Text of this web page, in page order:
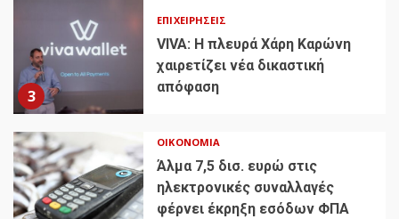
3
ΕΠΙΧΕΙΡΉΣΕΙΣ
VIVA: Η πλευρά Χάρη Καρώνη
χαιρετίζει νέα δικαστική
απόφαση
ΟΙΚΟΝΟΜΊΑ
Άλμα 7,5 δισ. ευρώ στις
ηλεκτρονικές συναλλαγές
φέρνει έκρηξη εσόδων ΦΠΑ